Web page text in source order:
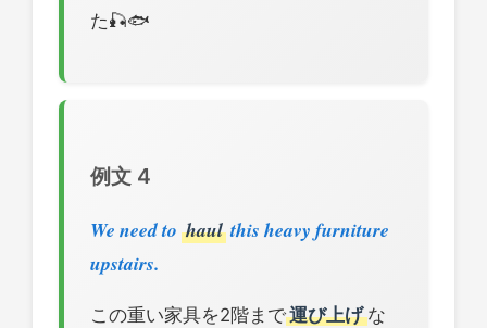
た🎣🐟
例文 4
We need to haul this heavy furniture
upstairs.
この重い家具を2階まで運び上げな